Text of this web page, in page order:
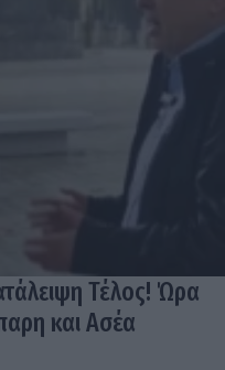
Τέλος! Ώρα
και Ασέα